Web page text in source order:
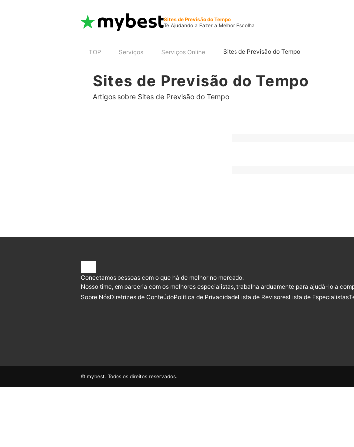
Sites de Previsão do Tempo
Te Ajudando a Fazer a Melhor Escolha
TOP Serviços Serviços Online Sites de Previsão do Tempo
Sites de Previsão do Tempo
Artigos sobre Sites de Previsão do Tempo
Conectamos pessoas com o que há de melhor no mercado.
Nosso time, em parceria com os melhores especialistas, trabalha arduamente para ajudá-lo a
Sobre NósDiretrizes de ConteúdoPolítica de PrivacidadeLista de RevisoresLista de Especialistas
© mybest. Todos os direitos reservados.